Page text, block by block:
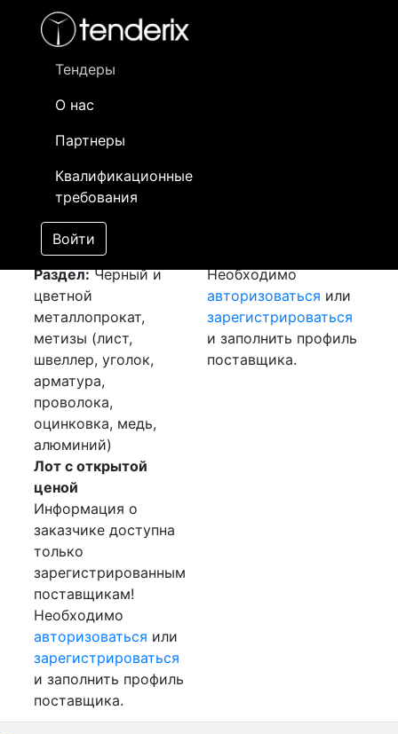
Тендеры
О нас
Партнеры
Квалификационные
требования
Войти
- активный лот
- сохраненный лот (не опубликован)
Закупка: Листы
[Завершен]
Лот №:
АУКЦИОН (покупка
товара)
Раздел:Черный и
цветной
металлопрокат,
метизы (лист,
швеллер, уголок,
арматура,
проволока,
оцинковка, медь,
алюминий)
Лот с открытой
ценой
Информация о
заказчике доступна
только
зарегистрированным
поставщикам!
Необходимо
авторизоваться или
зарегистрироваться
и заполнить профиль
поставщика.
Необходимо
авторизоваться или
зарегистрироваться
и заполнить профиль
поставщика.